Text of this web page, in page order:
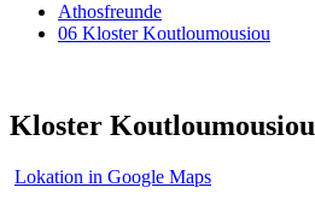
Athosfreunde
06 Kloster Koutloumousiou
Kloster Koutloumousiou
Lokation in Google Maps